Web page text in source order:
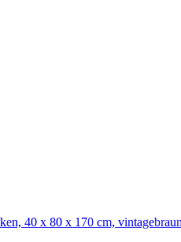
40 x 80 x 170 cm,